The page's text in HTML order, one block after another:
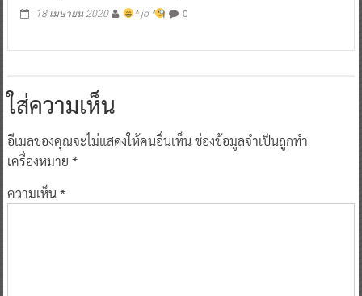
18 เมษายน 2020 ^ jo ^ 0
ใส่ความเห็น
อีเมลของคุณจะไม่แสดงให้คนอื่นเห็นช่องข้อมูลจำเป็นถูกทำ
เครื่องหมาย *
ความเห็น*